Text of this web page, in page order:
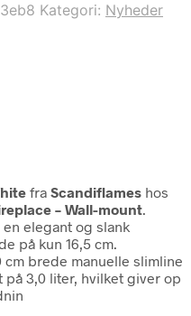
Kategori: Nyheder
fra Scandiflames hos
– Wall-mount.
en elegant og slank
på kun 16,5 cm.
brede manuelle slimline
på 3,0 liter, hvilket giver op